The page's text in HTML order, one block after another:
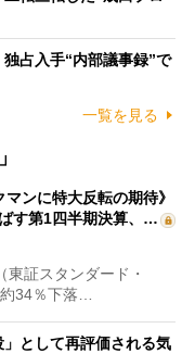
独占入手“内部議事録”で
一覧を見る
マンに特大反転の期待》
す第1四半期決算、…
証スタンダード・
34％下落…
として再評価される気